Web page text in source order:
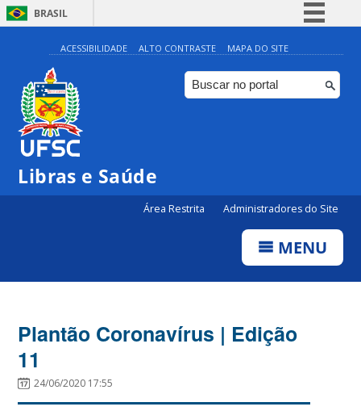
BRASIL
Simplifique!
Comunica BR
Participe
ACESSIBILIDADE ALTO CONTRASTE MAPA DO SITE
Libras e Saúde
Área Restrita Administradores do Site
MENU
Plantão Coronavírus | Edição
11
24/06/2020 17:55